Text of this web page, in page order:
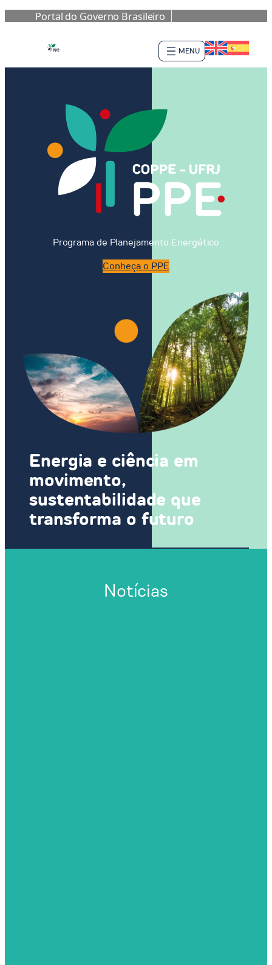
Portal do Governo Brasileiro
para
o
conteúdo
Programa de Planejamento Energético
Conheça o PPE
Energia e ciência em
movimento,
sustentabilidade que
transforma o futuro
Notícias